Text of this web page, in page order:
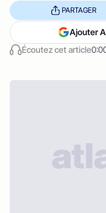
Écoutez cet article
PARTAGER
Ajouter